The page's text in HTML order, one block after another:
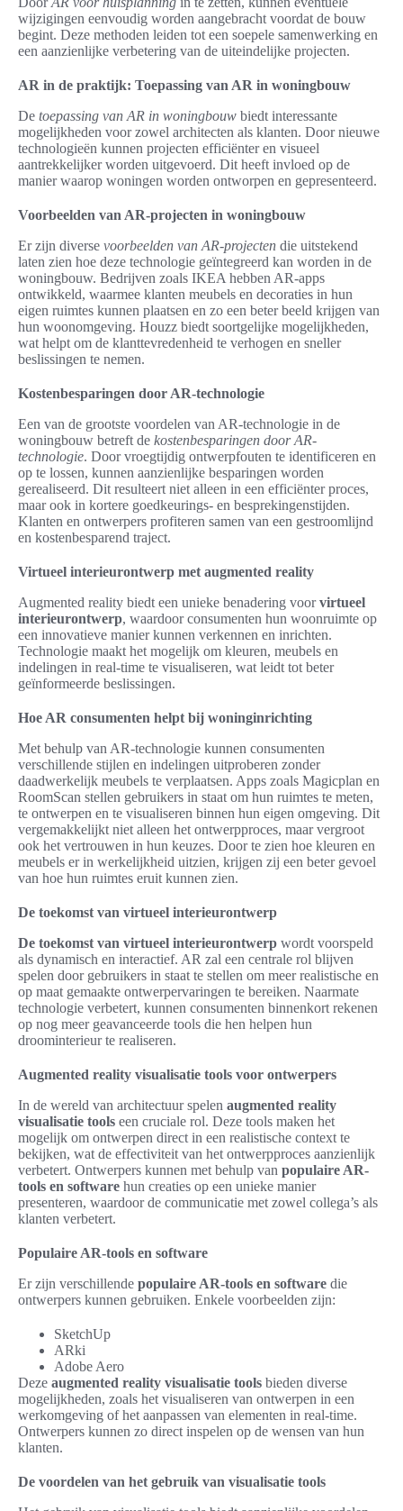
wijzigingen eenvoudig worden aangebracht voordat de bouw
begint. Deze methoden leiden tot een soepele samenwerking en
een aanzienlijke verbetering van de uiteindelijke projecten.
AR in de praktijk: Toepassing van AR in woningbouw
De toepassing van AR in woningbouw biedt interessante
mogelijkheden voor zowel architecten als klanten. Door nieuwe
technologieën kunnen projecten efficiënter en visueel
aantrekkelijker worden uitgevoerd. Dit heeft invloed op de
manier waarop woningen worden ontworpen en gepresenteerd.
Voorbeelden van AR-projecten in woningbouw
Er zijn diverse voorbeelden van AR-projecten die uitstekend
laten zien hoe deze technologie geïntegreerd kan worden in de
woningbouw. Bedrijven zoals IKEA hebben AR-apps
ontwikkeld, waarmee klanten meubels en decoraties in hun
eigen ruimtes kunnen plaatsen en zo een beter beeld krijgen van
hun woonomgeving. Houzz biedt soortgelijke mogelijkheden,
wat helpt om de klanttevredenheid te verhogen en sneller
beslissingen te nemen.
Kostenbesparingen door AR-technologie
Een van de grootste voordelen van AR-technologie in de
woningbouw betreft de kostenbesparingen door AR-
technologie. Door vroegtijdig ontwerpfouten te identificeren en
op te lossen, kunnen aanzienlijke besparingen worden
gerealiseerd. Dit resulteert niet alleen in een efficiënter proces,
maar ook in kortere goedkeurings- en besprekingenstijden.
Klanten en ontwerpers profiteren samen van een gestroomlijnd
en kostenbesparend traject.
Virtueel interieurontwerp met augmented reality
Augmented reality biedt een unieke benadering voorvirtueel
interieurontwerp, waardoor consumenten hun woonruimte op
een innovatieve manier kunnen verkennen en inrichten.
Technologie maakt het mogelijk om kleuren, meubels en
indelingen in real-time te visualiseren, wat leidt tot beter
geïnformeerde beslissingen.
Hoe AR consumenten helpt bij woninginrichting
Met behulp van AR-technologie kunnen consumenten
verschillende stijlen en indelingen uitproberen zonder
daadwerkelijk meubels te verplaatsen. Apps zoals Magicplan en
RoomScan stellen gebruikers in staat om hun ruimtes te meten,
te ontwerpen en te visualiseren binnen hun eigen omgeving. Dit
vergemakkelijkt niet alleen het ontwerpproces, maar vergroot
ook het vertrouwen in hun keuzes. Door te zien hoe kleuren en
meubels er in werkelijkheid uitzien, krijgen zij een beter gevoel
van hoe hun ruimtes eruit kunnen zien.
De toekomst van virtueel interieurontwerp
De toekomst van virtueel interieurontwerp wordt voorspeld
als dynamisch en interactief. AR zal een centrale rol blijven
spelen door gebruikers in staat te stellen om meer realistische en
op maat gemaakte ontwerpervaringen te bereiken. Naarmate
technologie verbetert, kunnen consumenten binnenkort rekenen
op nog meer geavanceerde tools die hen helpen hun
droominterieur te realiseren.
Augmented reality visualisatie tools voor ontwerpers
In de wereld van architectuur spelen augmented reality
visualisatie tools een cruciale rol. Deze tools maken het
mogelijk om ontwerpen direct in een realistische context te
bekijken, wat de effectiviteit van het ontwerpproces aanzienlijk
verbetert. Ontwerpers kunnen met behulp van populaire AR-
tools en software hun creaties op een unieke manier
presenteren, waardoor de communicatie met zowel collega’s als
klanten verbetert.
Populaire AR-tools en software
Er zijn verschillende populaire AR-tools en software die
ontwerpers kunnen gebruiken. Enkele voorbeelden zijn:
SketchUp
ARki
Adobe Aero
Deze augmented reality visualisatie tools bieden diverse
mogelijkheden, zoals het visualiseren van ontwerpen in een
werkomgeving of het aanpassen van elementen in real-time.
Ontwerpers kunnen zo direct inspelen op de wensen van hun
klanten.
De voordelen van het gebruik van visualisatie tools